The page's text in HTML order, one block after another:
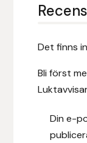
Det finns
Bli först
Din e-
Gysinge
Hansbo Sport